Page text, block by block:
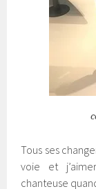
Tous ses
voie et
chanteuse